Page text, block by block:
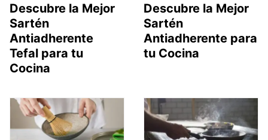
Descubre la Mejor
Sartén
Antiadherente
Tefal para tu
Cocina
Descubre la Mejor
Sartén
Antiadherente para
tu Cocina